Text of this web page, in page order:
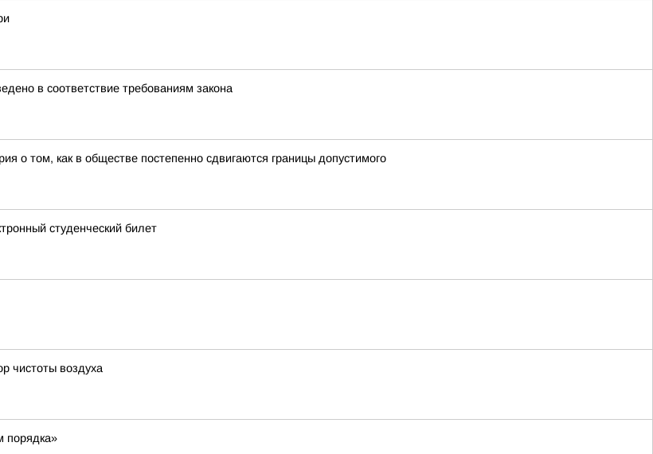
в соответствие требованиям закона
о том, как в обществе постепенно сдвигаются границы допустимого
студенческий билет
чистоты воздуха
порядка»